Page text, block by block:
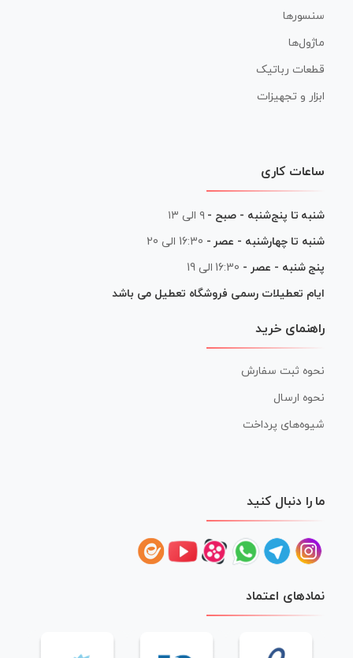
سنسورها
ماژول‌ها
قطعات رباتیک
ابزار و تجهیزات
ساعات کاری
شنبه تا پنج‌شنبه - صبح - ۹ الی ۱۳
شنبه تا چهارشنبه - عصر - 16:30 الی 20
پنج شنبه - عصر - 16:30 الی 19
ایام تعطیلات رسمی فروشگاه تعطیل می باشد
راهنمای خرید
نحوه ثبت سفارش
نحوه ارسال
شیوه‌های پرداخت
ما را دنبال کنید
نمادهای اعتماد